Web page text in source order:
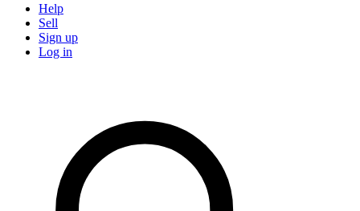
Help
Sell
Sign up
Log in